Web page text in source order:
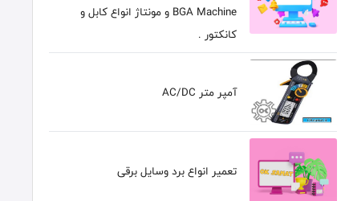
BGA Machine و مونتاژ انواع کابل و
کانکتور .
آمپر متر AC/DC
تعمیر انواع برد وسایل برقی